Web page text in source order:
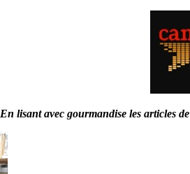
En lisant avec gourmandise les articles de